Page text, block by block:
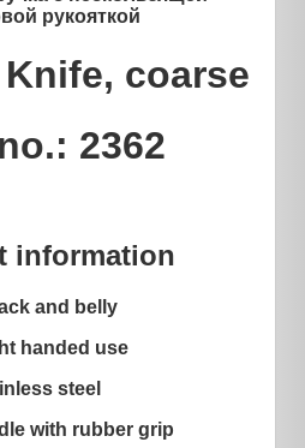
рукояткой
coarse
2362
information
and belly
handed use
steel
with rubber grip